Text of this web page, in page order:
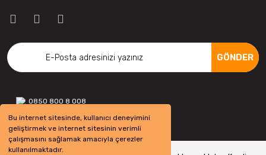
Bu internet sitesinde, kullanıcı deneyimini
geliştirmek ve internet sitesinin verimli
çalışmasını sağlamak amacıyla çerezler
kullanılmaktadır.
GÖNDER
0850 800 8 008